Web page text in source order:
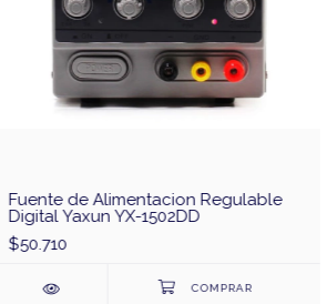
Fuente de Alimentacion Regulable
Digital Yaxun YX-1502DD
$50.710